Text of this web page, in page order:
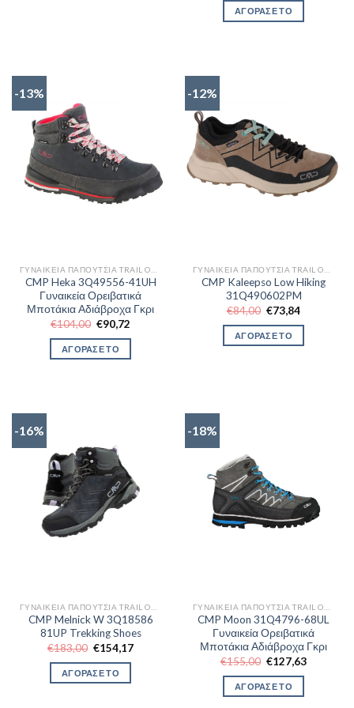
was:
€94,00.
τιμή
€82,51.
ΑΓΟΡΑΣΕ ΤΟ
-13%
CMP Heka 3Q49556-41UH
Γυναικεία Ορειβατικά
Μποτάκια Αδιάβροχα Γκρι
€104,00 Original
price
was:
€104,00.
€90,72
ΑΓΟΡΑΣΕ ΤΟ
-12%
CMP Kaleepso Low Hiking
31Q490602PM
€84,00 Original
price
was:
€84,00.
€73,84Η
τιμή
ΑΓΟΡΑΣΕ ΤΟ
-16%
CMP Melnick W 3Q18586
81UP Trekking Shoes
€183,00 Original
was:
€183,00.
€154,17Η
ΑΓΟΡΑΣΕ ΤΟ
-18%
CMP Moon 31Q4796-68UL
Γυναικεία Ορειβατικά
Μποτάκια Αδιάβροχα Γκρι
€155,00 Original
was:
€155,00.
€127,63Η
ΑΓΟΡΑΣΕ ΤΟ